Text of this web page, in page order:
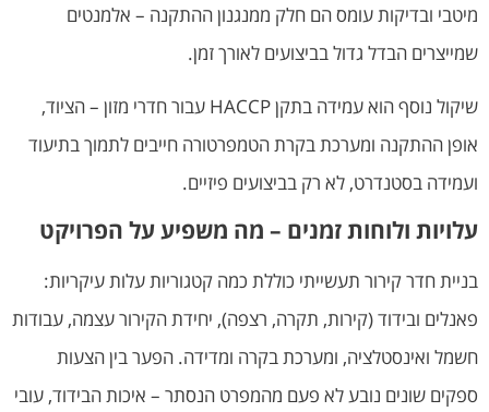
מיטבי ובדיקות עומס הם חלק ממנגנון ההתקנה – אלמנטים
שמייצרים הבדל גדול בביצועים לאורך זמן.
שיקול נוסף הוא עמידה בתקן HACCP עבור חדרי מזון – הציוד,
אופן ההתקנה ומערכת בקרת הטמפרטורה חייבים לתמוך בתיעוד
ועמידה בסטנדרט, לא רק בביצועים פיזיים.
עלויות ולוחות זמנים – מה משפיע על הפרויקט
בניית חדר קירור תעשייתי כוללת כמה קטגוריות עלות עיקריות:
פאנלים ובידוד (קירות, תקרה, רצפה), יחידת הקירור עצמה, עבודות
חשמל ואינסטלציה, ומערכת בקרה ומדידה. הפער בין הצעות
ספקים שונים נובע לא פעם מהמפרט הנסתר – איכות הבידוד, עובי